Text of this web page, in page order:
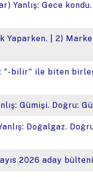
Yanlış: Gece
Yaparken. | 2)
"-bilir" ile biten
Gümişi. Doğru:
Doğalgaz.
2026 aday